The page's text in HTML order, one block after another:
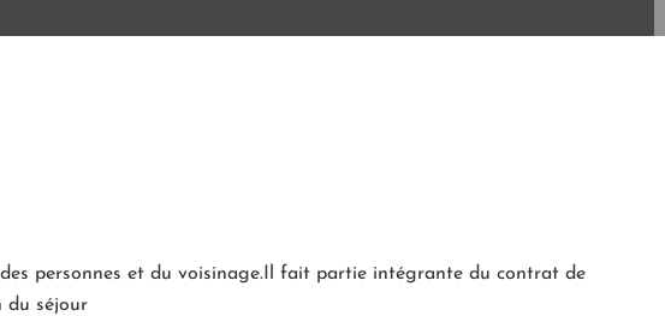
personnes et du voisinage.Il fait partie intégrante du contrat de
du séjour